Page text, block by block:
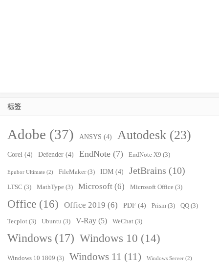
标签
Adobe (37) ANSYS (4) Autodesk (23)
Corel (4) Defender (4) EndNote (7) EndNote X9 (3)
Epubor Ultimate (2) FileMaker(3) IDM (4) JetBrains (10)
LTSC (3) MathType (3) Microsoft (6) Microsoft Office (3)
Office (16) Office 2019 (6) PDF (4) Prism (3) QQ (3)
Tecplot (3) Ubuntu (3) V-Ray (5) WeChat (3)
Windows (17) Windows 10 (14)
Windows 10 1809 (3) Windows 11 (11) Windows Server (2)